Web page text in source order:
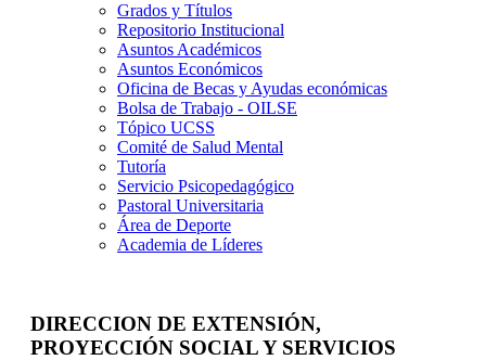
Grados y Títulos
Repositorio Institucional
Asuntos Académicos
Asuntos Económicos
Oficina de Becas y Ayudas económicas
Bolsa de Trabajo - OILSE
Tópico UCSS
Comité de Salud Mental
Tutoría
Servicio Psicopedagógico
Pastoral Universitaria
Área de Deporte
Academia de Líderes
DIRECCION DE EXTENSIÓN,
PROYECCIÓN SOCIAL Y SERVICIOS